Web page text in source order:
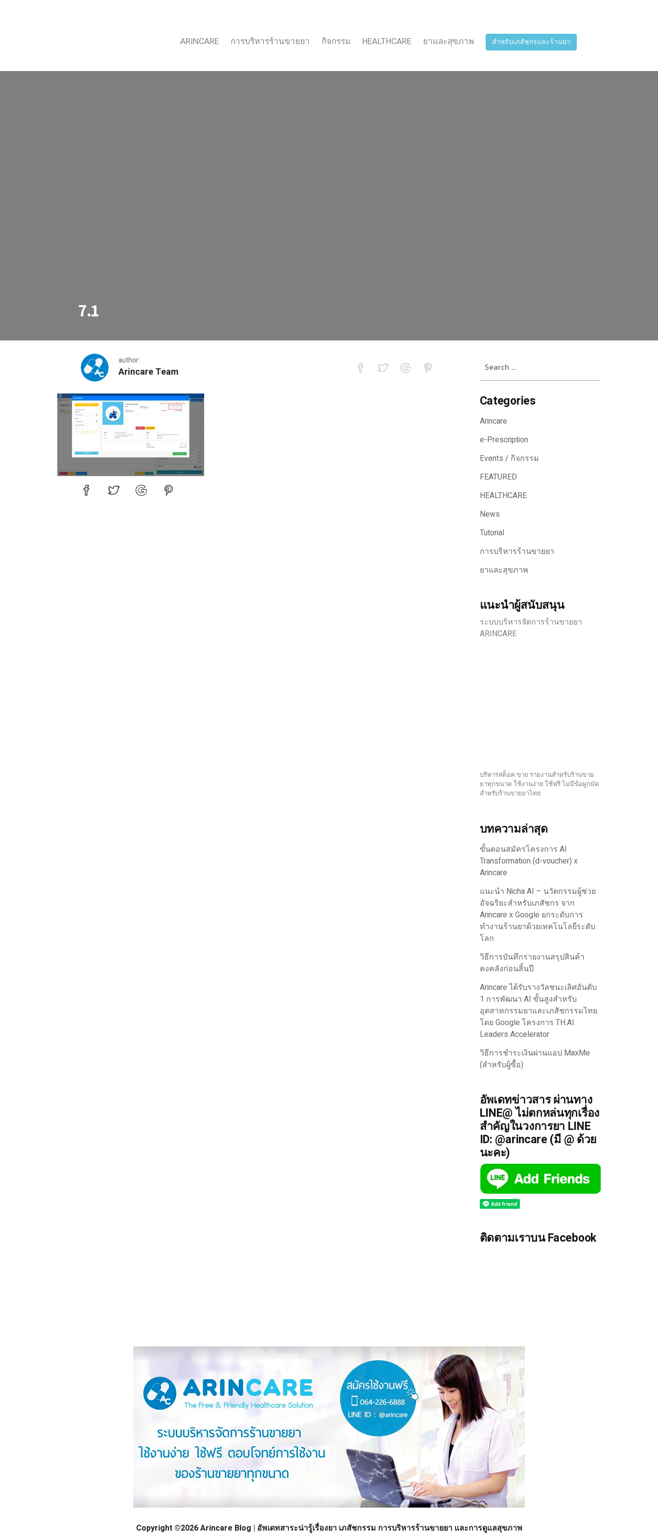
ARINCARE การบริหารร้านขายยา กิจกรรม HEALTHCARE ยาและสุขภาพ สำหรับเภสัชกรและร้านยา
7.1
author:
Arincare Team
7.1
for:
Categories
Arincare
e-Prescription
Events / กิจกรรม
FEATURED
HEALTHCARE
News
Tutorial
การบริหารร้านขายยา
ยาและสุขภาพ
แนะนำผู้สนับสนุน
ระบบบริหารจัดการร้านขายยา
ARINCARE
บริหารสต็อค ขาย รายงานสำหรับร้านขาย
ยาทุกขนาด ใช้งานง่าย ใช้ฟรี ไม่มีข้อผูกมัด
สำหรับร้านขายยาไทย
บทความล่าสุด
ขั้นตอนสมัครโครงการ AI
Transformation (d-voucher) x
Arincare
แนะนำ Nicha AI – นวัตกรรมผู้ช่วย
อัจฉริยะสำหรับเภสัชกร จาก
Arincare x Google ยกระดับการ
ทำงานร้านยาด้วยเทคโนโลยีระดับ
โลก
วิธีการบันทึกรายงานสรุปสินค้า
คงคลังก่อนสิ้นปี
Arincare ได้รับรางวัลชนะเลิศอันดับ
1 การพัฒนา AI ขั้นสูงสำหรับ
อุตสาหกรรมยาและเภสัชกรรมไทย
โดย Google โครงการ TH.AI
Leaders Accelerator
วิธีการชำระเงินผ่านแอป MaxMe
(สำหรับผู้ซื้อ)
อัพเดทข่าวสาร ผ่านทาง
LINE@ ไม่ตกหล่นทุกเรื่อง
สำคัญในวงการยา LINE
ID: @arincare (มี @ ด้วย
นะคะ)
ติดตามเราบน Facebook
Copyright ©2026 Arincare Blog | อัพเดทสาระน่ารู้เรื่องยา เภสัชกรรม การบริหารร้านขายยา และการดูแลสุขภาพ